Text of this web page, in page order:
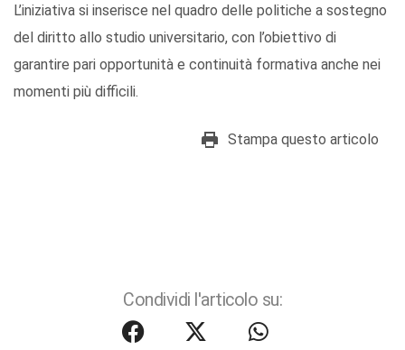
L’iniziativa si inserisce nel quadro delle politiche a sostegno
del diritto allo studio universitario, con l’obiettivo di
garantire pari opportunità e continuità formativa anche nei
momenti più difficili.
Stampa questo articolo
Condividi l'articolo su: